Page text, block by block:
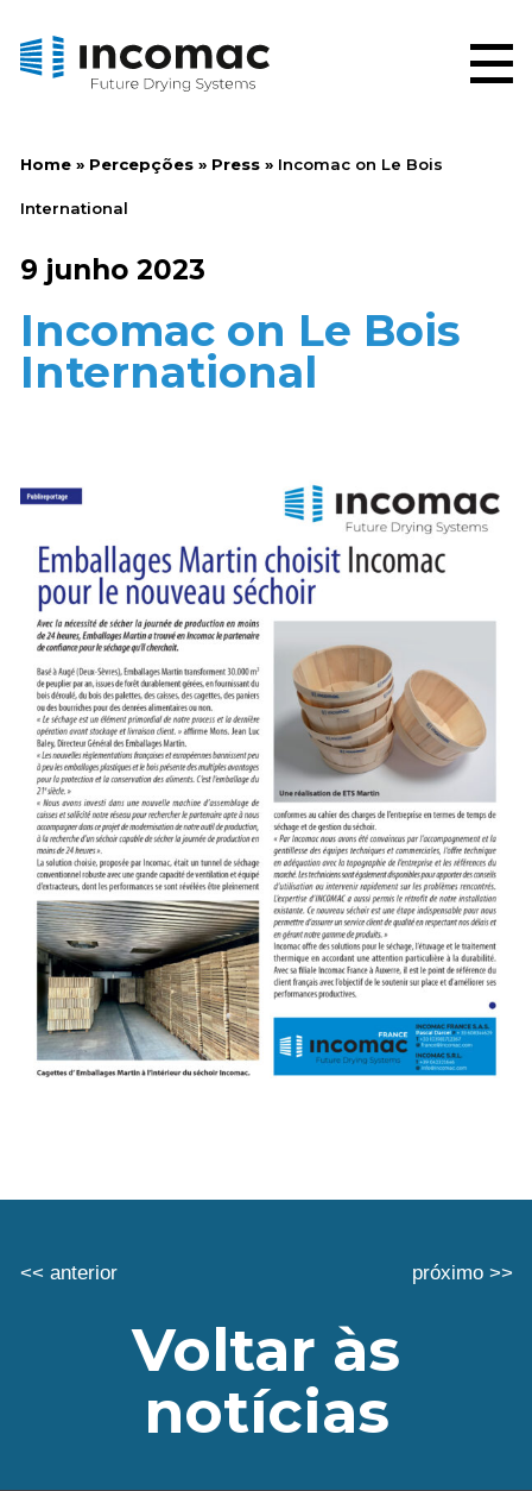
Home» Percepções» Press» Incomac on Le Bois
International
9 junho 2023
Incomac on Le Bois
International
<< anterior próximo >>
Voltar às
notícias